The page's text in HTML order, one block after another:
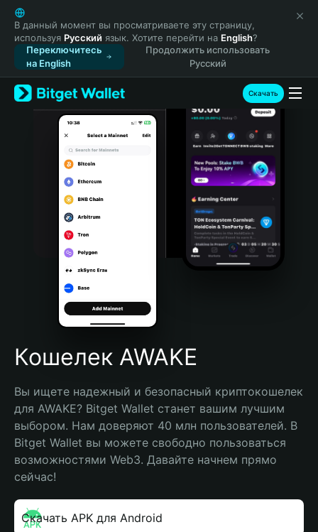
English
日本語
Tiếng Việt
Русский
Español (Latinoamérica)
Türkçe
Italiano
Português (Portugal)
Bahasa Indonesia
Português (Brasil)
Español (Argentina)
В данный момент вы просматриваете эту страницу,
используя Русский язык. Хотите перейти на English?
Переключитесь
на English
Продолжить использовать
Русский
Скачать
Кошелек AWAKE
Вы ищете надежный и безопасный криптокошелек
для AWAKE? Bitget Wallet станет вашим лучшим
выбором. Нам доверяют 40 млн пользователей. В
Bitget Wallet вы можете свободно пользоваться
возможностями Web3. Давайте начнем прямо
сейчас!
Скачать APK для Android